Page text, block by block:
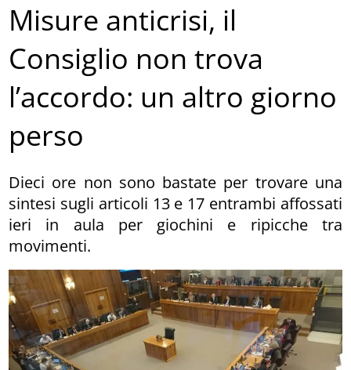
Misure anticrisi, il
Consiglio non trova
l’accordo: un altro giorno
perso
Dieci ore non sono bastate per trovare una
sintesi sugli articoli 13 e 17 entrambi affossati
ieri in aula per giochini e ripicche tra
movimenti.